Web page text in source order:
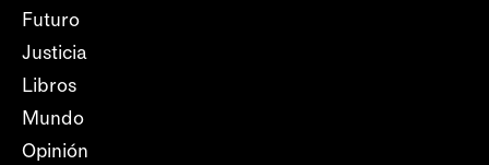
Futuro
Justicia
Libros
Mundo
Opinión